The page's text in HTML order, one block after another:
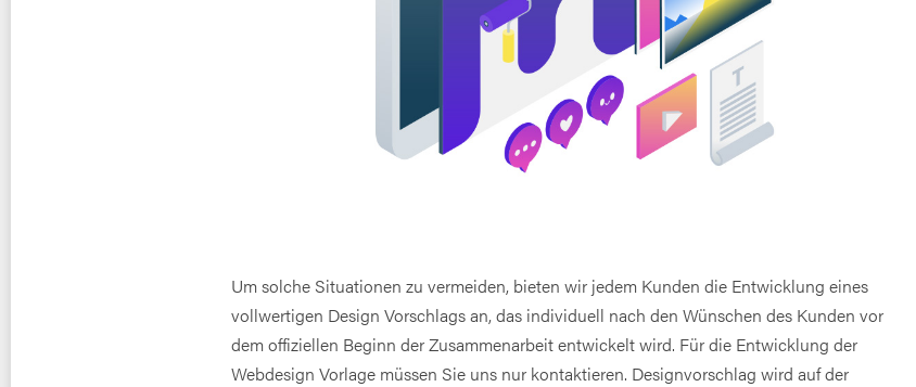
Um solche Situationen zu vermeiden, bieten wir jedem Kunden die Entwicklung eines
vollwertigen Design Vorschlags an, das individuell nach den Wünschen des Kunden vor
dem offiziellen Beginn der Zusammenarbeit entwickelt wird. Für die Entwicklung der
Webdesign Vorlage müssen Sie uns nur kontaktieren. Designvorschlag wird auf der